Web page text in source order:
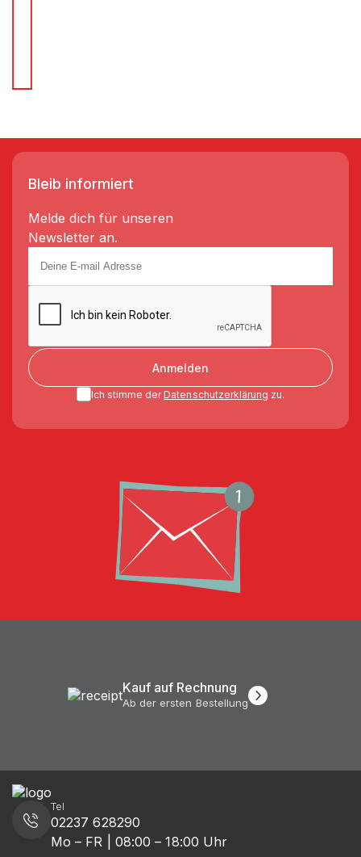
Bleib informiert
Melde dich für unseren
Newsletter an.
Anmelden
Ich stimme der Datenschutzerklärung zu.
Höchste Qualität
Bis zu 10 Jahre Garantie*
Tel
02237 628290
Mo – FR | 08:00 – 18:00 Uhr